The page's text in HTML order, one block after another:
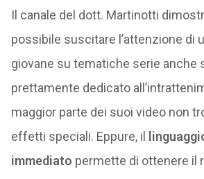
Il canale del dott. Martinotti
possibile suscitare l’attenzione di
giovane su tematiche serie anche
prettamente dedicato
maggior parte dei suoi video non
effetti speciali. Eppure, il
immediato permette di ottenere il